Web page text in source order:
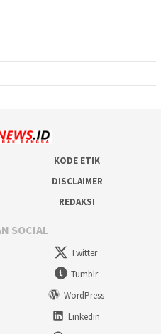
KODE ETIK
DISCLAIMER
REDAKSI
SOCIAL
Twitter
Tumblr
WordPress
Linkedin